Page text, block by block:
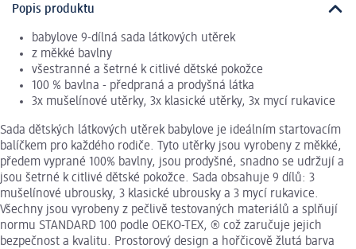
Popis produktu
babylove 9-dílná sada látkových utěrek
z měkké bavlny
všestranné a šetrné k citlivé dětské pokožce
100 % bavlna - předpraná a prodyšná látka
3x mušelínové utěrky, 3x klasické utěrky, 3x mycí rukavice
Sada dětských látkových utěrek babylove je ideálním startovacím
balíčkem pro každého rodiče. Tyto utěrky jsou vyrobeny z měkké,
předem vyprané 100% bavlny, jsou prodyšné, snadno se udržují a
jsou šetrné k citlivé dětské pokožce. Sada obsahuje 9 dílů: 3
mušelínové ubrousky, 3 klasické ubrousky a 3 mycí rukavice.
Všechny jsou vyrobeny z pečlivě testovaných materiálů a splňují
normu STANDARD 100 podle OEKO-TEX, ® což zaručuje jejich
bezpečnost a kvalitu. Prostorový design a hořčicově žlutá barva